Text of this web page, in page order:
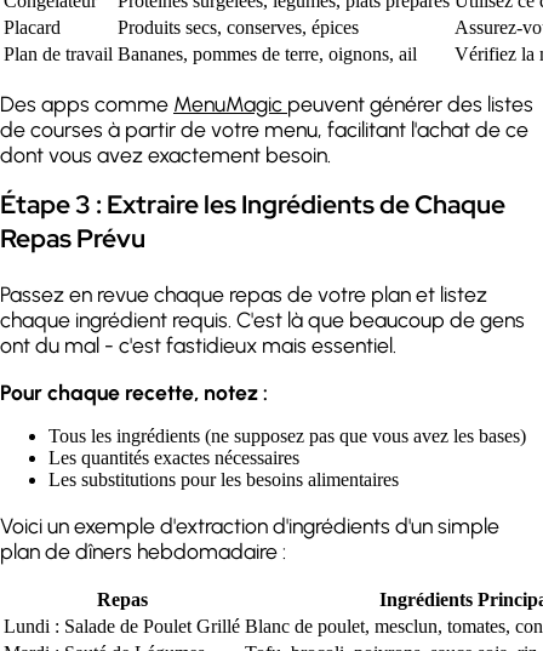
Placard
Produits secs, conserves, épices
Assurez-
Plan de travail Bananes, pommes de terre, oignons, ail Vérifiez la
Des apps comme MenuMagic peuvent générer des listes
de courses à partir de votre menu, facilitant l'achat de ce
dont vous avez exactement besoin.
Étape 3 : Extraire les Ingrédients de Chaque
Repas Prévu
Passez en revue chaque repas de votre plan et listez
chaque ingrédient requis. C'est là que beaucoup de gens
ont du mal - c'est fastidieux mais essentiel.
Pour chaque recette, notez :
Tous les ingrédients (ne supposez pas que vous avez les bases)
Les quantités exactes nécessaires
Les substitutions pour les besoins alimentaires
Voici un exemple d'extraction d'ingrédients d'un simple
plan de dîners hebdomadaire :
Repas
Ingrédients
Lundi : Salade de Poulet Grillé Blanc de poulet, mesclun, tomates,